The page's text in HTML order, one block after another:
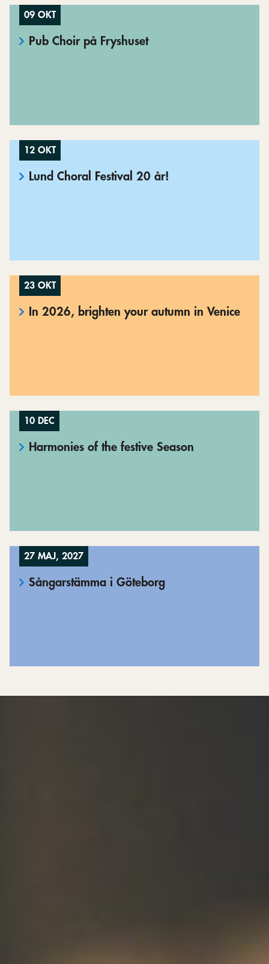
09 OKT
Pub Choir på Fryshuset
12 OKT
Lund Choral Festival 20 år!
23 OKT
In 2026, brighten your autumn in Venice
10 DEC
Harmonies of the festive Season
27 MAJ, 2027
Sångarstämma i Göteborg